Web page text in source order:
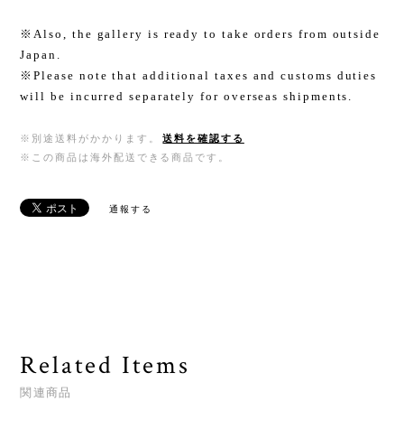
※Also, the gallery is ready to take orders from outside
Japan.
※Please note that additional taxes and customs duties
will be incurred separately for overseas shipments.
※別途送料がかかります。
送料を確認する
※この商品は海外配送できる商品です。
通報する
Related Items
関連商品